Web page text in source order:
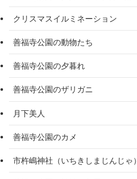
クリスマスイルミネーション
善福寺公園の動物たち
善福寺公園の夕暮れ
善福寺公園のザリガニ
月下美人
善福寺公園のカメ
市杵嶋神社（いちきしまじんじゃ）